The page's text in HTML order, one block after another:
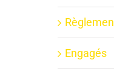
Engagés